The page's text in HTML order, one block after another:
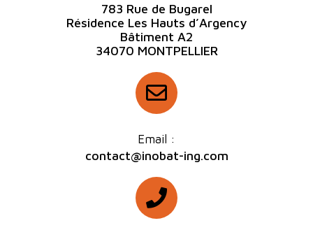
783 Rue de Bugarel
Résidence Les Hauts d’Argency
Bâtiment A2
34070 MONTPELLIER
Email :
contact@inobat-ing.com